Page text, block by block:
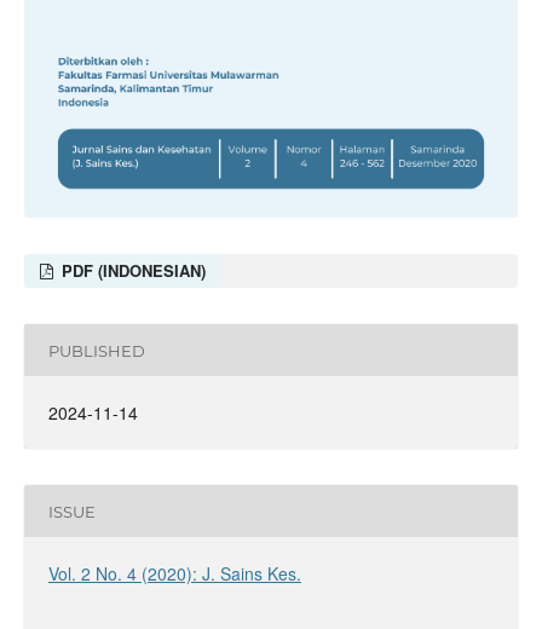
PDF (INDONESIAN)
PUBLISHED
2024-11-14
ISSUE
Vol. 2 No. 4 (2020): J. Sains Kes.